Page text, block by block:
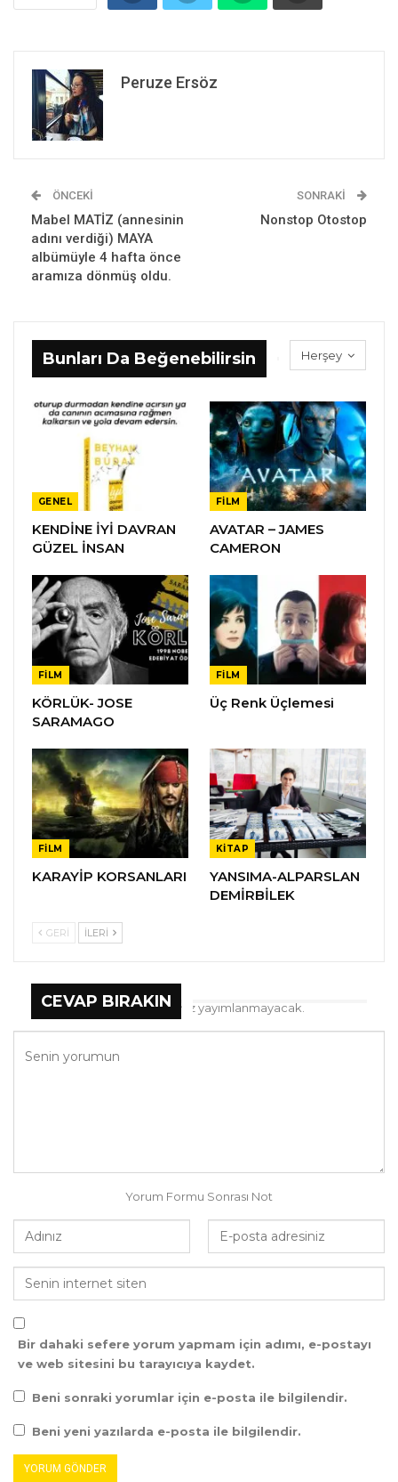
Peruze Ersöz
ÖNCEKI
Mabel MATİZ (annesinin
adını verdiği) MAYA
albümüyle 4 hafta önce
aramıza dönmüş oldu.
SONRAKI
Nonstop Otostop
Herşey
Bunları Da Beğenebilirsin
GENEL
KENDİNE İYİ DAVRAN
GÜZEL İNSAN
FILM
AVATAR – JAMES
CAMERON
FILM
KÖRLÜK- JOSE
SARAMAGO
FILM
Üç Renk Üçlemesi
FILM
KARAYİP KORSANLARI
KITAP
YANSIMA-ALPARSLAN
DEMİRBİLEK
GERI İLERI
CEVAP BIRAKIN
E-posta hesabınız yayımlanmayacak.
Yorum Formu Sonrası Not
Bir dahaki sefere yorum yapmam için adımı, e-postayı
ve web sitesini bu tarayıcıya kaydet.
Beni sonraki yorumlar için e-posta ile bilgilendir.
Beni yeni yazılarda e-posta ile bilgilendir.